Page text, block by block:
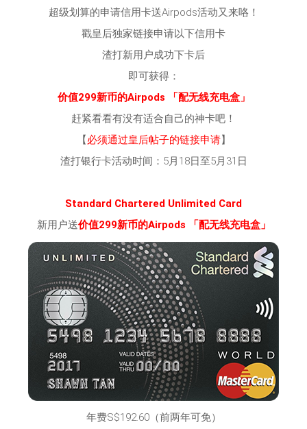
超级划算的申请信用卡送Airpods活动又来咯！
戳皇后独家链接申请以下信用卡
渣打新用户成功下卡后
即可获得：
价值299新币的Airpods 「配无线充电盒」
赶紧看看有没有适合自己的神卡吧！
【必须通过皇后帖子的链接申请】
渣打银行卡活动时间：5月18日至5月31日
Standard Chartered Unlimited Card
新用户送价值299新币的Airpods 「配无线充电盒」
年费S$192.60（前两年可免）